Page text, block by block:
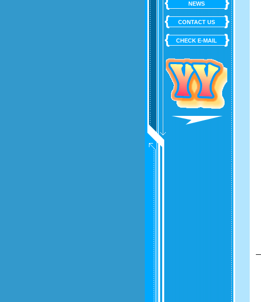
NEWS
CONTACT US
CHECK E-MAIL